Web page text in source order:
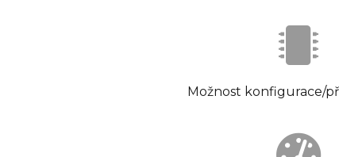
Možnost konfigurace/